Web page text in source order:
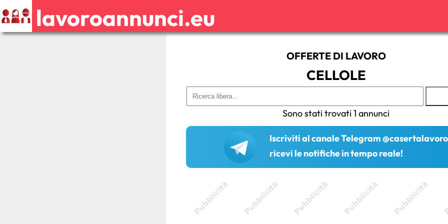
lavoroannunci.eu
OFFERTE DI LAVORO
CELLOLE
Sono stati trovati 1 annunci
Iscriviti al canale Telegram @casertalavoro
ricevi le notifiche in tempo reale!